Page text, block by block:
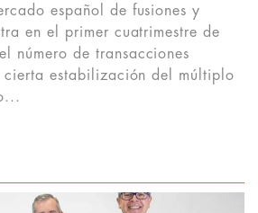
español de fusiones y
en el primer cuatrimestre de
número de transacciones
cierta estabilización del múltiplo